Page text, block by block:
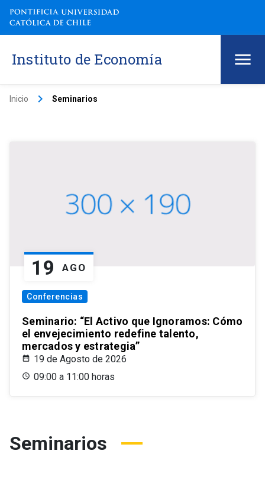
Instituto de Economía
Inicio keyboard_arrow_right Seminarios
19 AGO
Conferencias
Seminario: “El Activo que Ignoramos: Cómo
el envejecimiento redefine talento,
mercados y estrategia”
19 de Agosto de 2026
09:00 a 11:00 horas
Seminarios